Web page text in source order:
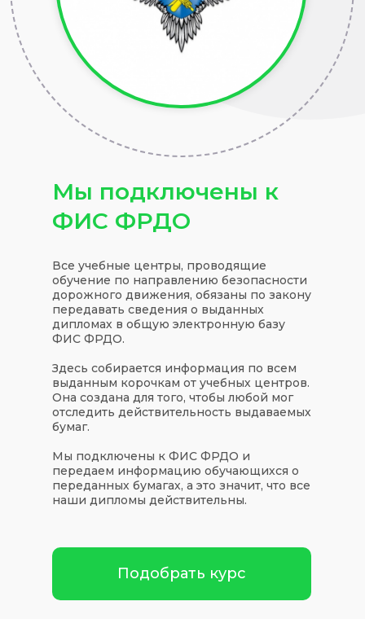
Все учебные центры, проводящие
обучение по направлению безопасности
дорожного движения, обязаны по закону
передавать сведения о выданных
дипломах в общую электронную базу
ФИС ФРДО.
Здесь собирается информация по всем
выданным корочкам от учебных центров.
Она создана для того, чтобы любой мог
отследить действительность выдаваемых
бумаг.
Мы подключены к ФИС ФРДО и
передаем информацию обучающихся о
переданных бумагах, а это значит, что все
наши дипломы действительны.
Подобрать курс
Мы подключены к
ФИС ФРДО